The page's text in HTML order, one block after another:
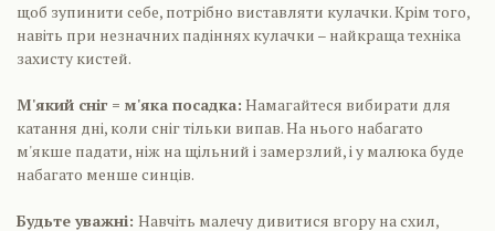
щоб зупинити себе, потрібно виставляти кулачки. Крім того,
навіть при незначних падіннях кулачки – найкраща техніка
захисту кистей.
М'який сніг = м'яка посадка: Намагайтеся вибирати для
катання дні, коли сніг тільки випав. На нього набагато
м'якше падати, ніж на щільний і замерзлий, і у малюка буде
набагато менше синців.
Будьте уважні: Навчіть малечу дивитися вгору на схил,